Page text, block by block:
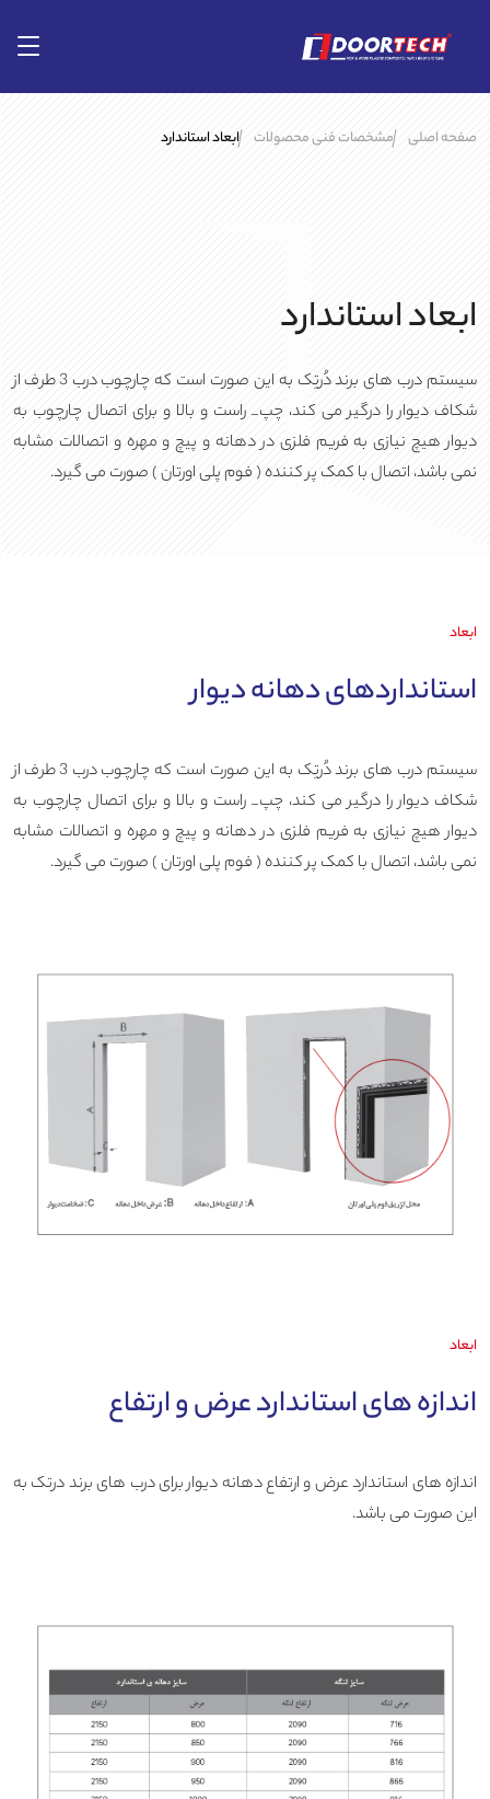
صفحه اصلی مشخصات فنی محصولات ابعاد استاندارد
ابعاد استاندارد
سیستم درب های برند دُرتِک به این صورت است که چارچوب درب 3 طرف از
شکاف دیوار را درگیر می کند، چپ_ راست و بالا و برای اتصال چارچوب به
دیوار هیچ نیازی به فریم فلزی در دهانه و پیچ و مهره و اتصالات مشابه
نمی باشد، اتصال با کمک پر کننده ( فوم پلی اورتان ) صورت می گیرد.
ابعاد
استانداردهای دهانه دیوار
سیستم درب های برند دُرتِک به این صورت است که چارچوب درب 3 طرف از
شکاف دیوار را درگیر می کند، چپ_ راست و بالا و برای اتصال چارچوب به
دیوار هیچ نیازی به فریم فلزی در دهانه و پیچ و مهره و اتصالات مشابه
نمی باشد، اتصال با کمک پر کننده ( فوم پلی اورتان ) صورت می گیرد.
ابعاد
اندازه های استاندارد عرض و ارتفاع
اندازه های استاندارد عرض و ارتفاع دهانه دیوار برای درب های برند درتک به
این صورت می باشد.